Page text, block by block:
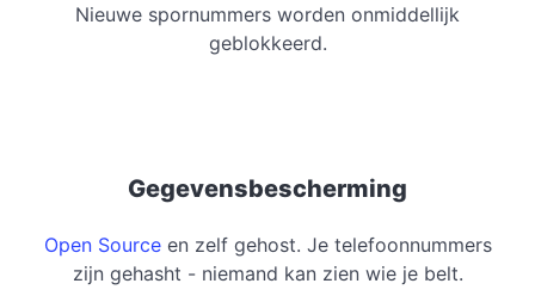
Nieuwe spornummers worden onmiddellijk
geblokkeerd.
Gegevensbescherming
Open Sourceen zelf gehost. Je telefoonnummers
zijn gehasht - niemand kan zien wie je belt.